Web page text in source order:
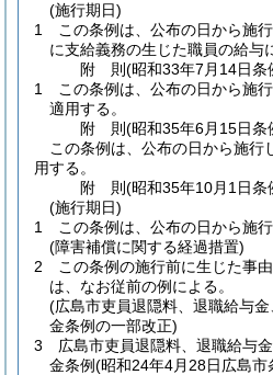
(施行期日)
1
この条例は、公布の日から施行
に支給義務の生じた職員の給与
附 則(昭和33年7月14日条
1
この条例は、公布の日から施
適用する。
附 則(昭和35年6月15日条
この条例は、公布の日から施行
用する。
附 則(昭和35年10月1日条
(施行期日)
1
この条例は、公布の日から施行
(障害補償に関する経過措置)
2
この条例の施行前に生じた事
は、なお従前の例による。
(広島市吏員退隠料、退職給与
金条例の一部改正)
3
広島市吏員退隠料、退職給与
金条例(昭和24年4月28日広島市